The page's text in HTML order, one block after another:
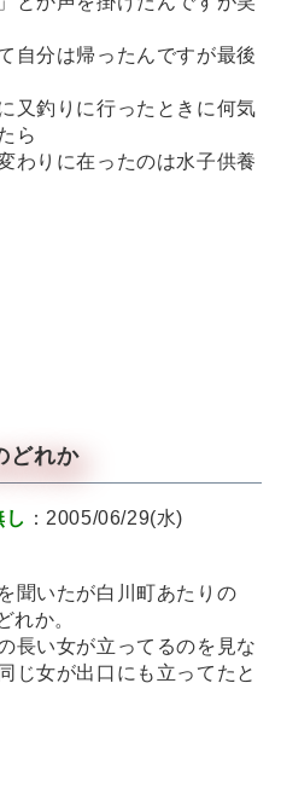
分は帰ったんですが最後
釣りに行ったときに何気
ら
りに在ったのは水子供養
どれか
：2005/06/29(水)
聞いたが白川町あたりの
れか。
長い女が立ってるのを見な
じ女が出口にも立ってたと